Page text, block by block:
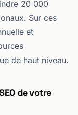
20 000
Sur ces
et
de haut niveau.
de votre